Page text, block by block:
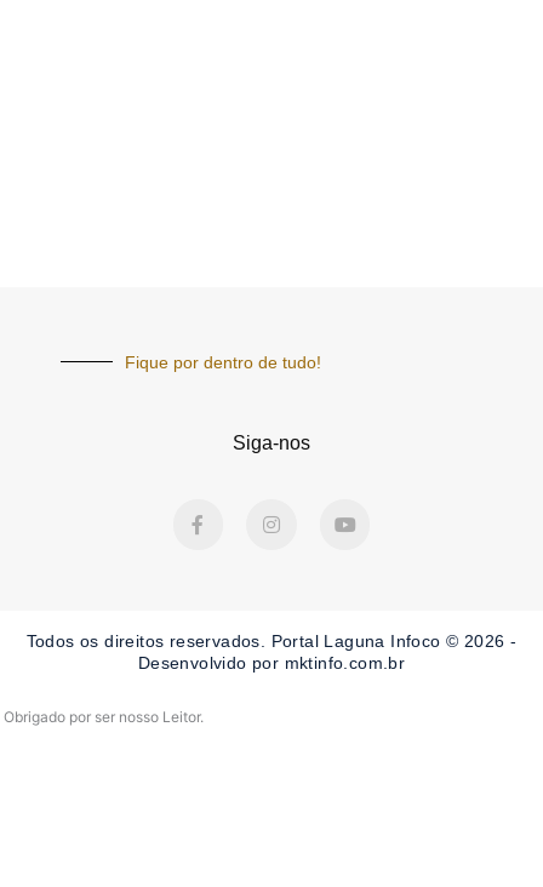
Fique por dentro de tudo!
Siga-nos
a
k
-
n
a
m
o
Todos os direitos reservados. Portal Laguna Infoco © 2026 -
Desenvolvido por mktinfo.com.br
Obrigado por ser nosso Leitor.